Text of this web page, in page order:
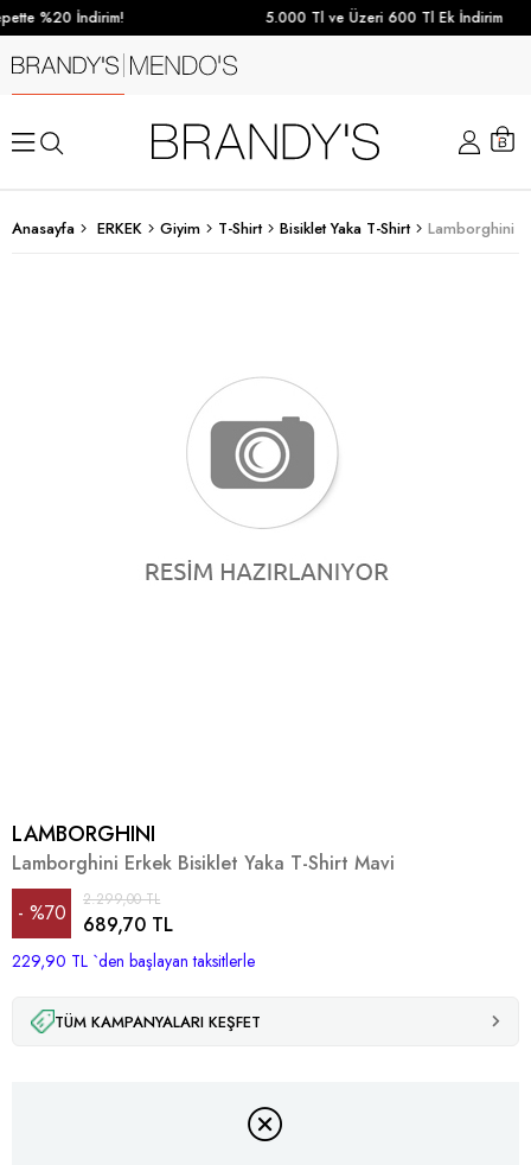
%20 İndirim! 5.000 Tl ve Üzeri 600 Tl Ek İndirim
Anasayfa ERKEK Giyim T-Shirt Bisiklet Yaka T-Shirt Lamborghini
LAMBORGHINI
Lamborghini Erkek Bisiklet Yaka T-Shirt Mavi
%70
İndirim
2.299,00 TL
689,70 TL
229,90 TL `den başlayan taksitlerle
TÜM KAMPANYALARI KEŞFET